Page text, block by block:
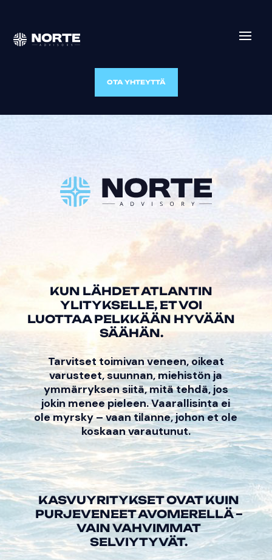
OTA YHTEYTTÄ
KUN LÄHDET ATLANTIN
YLITYKSELLE, ET VOI
LUOTTAA PELKKÄÄN HYVÄÄN
SÄÄHÄN.
Tarvitset toimivan veneen, oikeat
varusteet, suunnan, miehistön ja
ymmärryksen siitä, mitä tehdä, jos
jokin menee pieleen. Vaarallisinta ei
ole myrsky – vaan tilanne, johon et ole
koskaan varautunut.
KASVUYRITYKSET OVAT KUIN
PURJEVENEET AVOMERELLÄ –
VAIN VAHVIMMAT
SELVIYTYVÄT.